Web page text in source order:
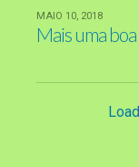
MAIO 10, 2018
Mais uma